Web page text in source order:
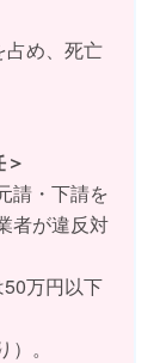
占め、死亡
請・下請を
者が違反対
50万円以下
。